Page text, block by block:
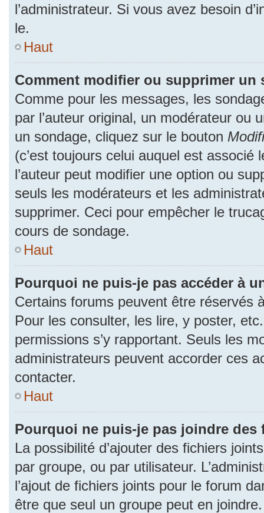
l’administrateur. Si vous avez besoin
le.
Haut
Comment modifier ou supprimer un
Comme pour les messages, les
par l’auteur original, un modérateur ou
un sondage, cliquez sur le bouton
(c’est toujours celui auquel est associé
l’auteur peut modifier une option ou
seuls les modérateurs et les
supprimer. Ceci pour empêcher le
cours de sondage.
Haut
Pourquoi ne puis-je pas accéder à
Certains forums peuvent être réservés
Pour les consulter, les lire, y poster,
permissions s’y rapportant. Seuls les
administrateurs peuvent accorder ces
contacter.
Haut
Pourquoi ne puis-je pas joindre des
La possibilité d’ajouter des fichiers
par groupe, ou par utilisateur.
l’ajout de fichiers joints pour le forum
être que seul un groupe peut en